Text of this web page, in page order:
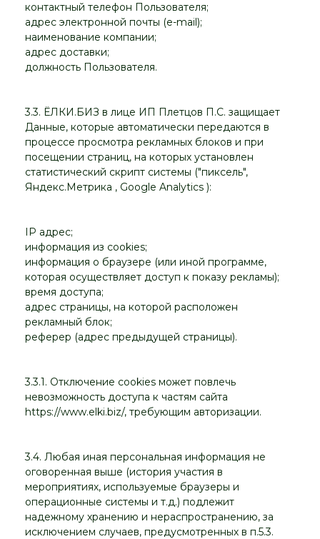
контактный телефон Пользователя;
адрес электронной почты (e-mail);
наименование компании;
адрес доставки;
должность Пользователя.
3.3. ЁЛКИ.БИЗ в лице ИП Плетцов П.С. защищает
Данные, которые автоматически передаются в
процессе просмотра рекламных блоков и при
посещении страниц, на которых установлен
статистический скрипт системы ("пиксель",
Яндекс.Метрика , Google Analytics ):
IP адрес;
информация из cookies;
информация о браузере (или иной программе,
которая осуществляет доступ к показу рекламы);
время доступа;
адрес страницы, на которой расположен
рекламный блок;
реферер (адрес предыдущей страницы).
3.3.1. Отключение cookies может повлечь
невозможность доступа к частям сайта
https://www.elki.biz/, требующим авторизации.
3.4. Любая иная персональная информация не
оговоренная выше (история участия в
мероприятиях, используемые браузеры и
операционные системы и т.д.) подлежит
надежному хранению и нераспространению, за
исключением случаев, предусмотренных в п.5.3.